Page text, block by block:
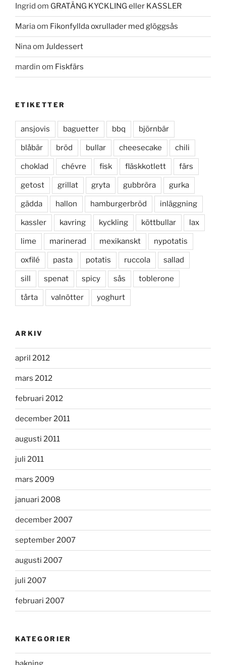
Ingrid om GRATÄNG KYCKLING eller KASSLER
Mariaom Fikonfyllda oxrullader med glöggsås
Ninaom Juldessert
mardin om Fiskfärs
ETIKETTER
ansjovis baguetter bbq björnbär
blåbär bröd bullar cheesecake chili
choklad chévre fisk fläskkotlett färs
getost grillat gryta gubbröra gurka
gädda hallon hamburgerbröd inläggning
kassler kavring kyckling köttbullar lax
lime marinerad mexikanskt nypotatis
oxfilé pasta potatis ruccola sallad
sill spenat spicy sås toblerone
tårta valnötter yoghurt
ARKIV
april 2012
mars 2012
februari 2012
december 2011
augusti 2011
juli 2011
mars 2009
januari 2008
december 2007
september 2007
augusti 2007
juli 2007
februari 2007
KATEGORIER